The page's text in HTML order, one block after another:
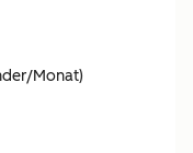
Monat)